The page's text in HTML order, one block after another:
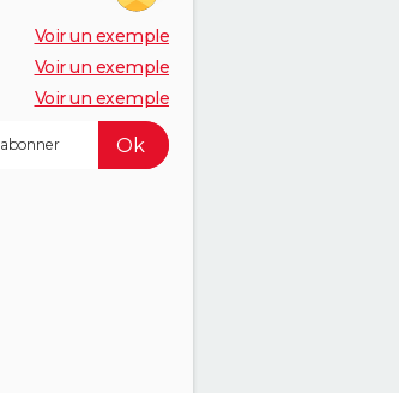
Voir un exemple
Voir un exemple
Voir un exemple